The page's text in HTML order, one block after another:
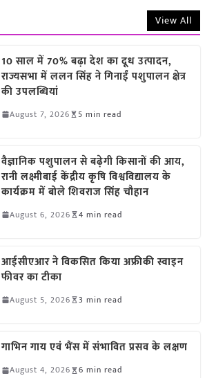
View All
10 साल में 70% बढ़ा देश का दूध उत्पादन,
राज्यसभा में ललन सिंह ने गिनाईं पशुपालन क्षेत्र
की उपलब्धियां
August 7, 2026 5 min read
वैज्ञानिक पशुपालन से बढ़ेगी किसानों की आय,
रानी लक्ष्मीबाई केंद्रीय कृषि विश्वविद्यालय के
कार्यक्रम में बोले शिवराज सिंह चौहान
August 6, 2026 4 min read
आईसीएआर ने विकसित किया अफ्रीकी स्वाइन
फीवर का टीका
August 5, 2026 3 min read
गाभिन गाय एवं भैंस में संभावित प्रसव के लक्षण
August 4, 2026 6 min read